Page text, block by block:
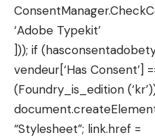
‘Adobe Typekit’
])); if
vendeur[‘Has Consent’]
(Foundry_is_edition
document.createElement
“Stylesheet”; link.href =